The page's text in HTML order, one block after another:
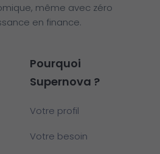
même avec zéro
en finance.
Pourquoi
Supernova ?
Votre profil
Votre besoin